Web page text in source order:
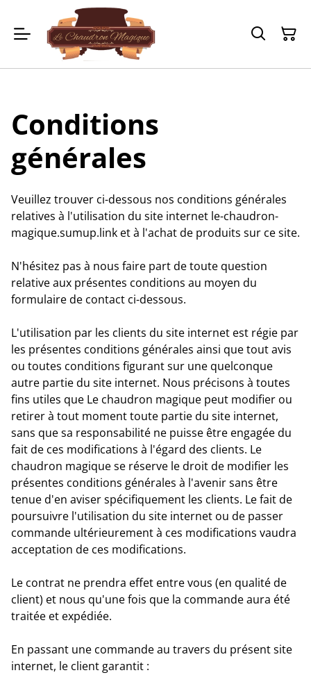
Conditions
générales
Veuillez trouver ci-dessous nos conditions générales
relatives à l'utilisation du site internet le-chaudron-
magique.sumup.link et à l'achat de produits sur ce site.
N'hésitez pas à nous faire part de toute question
relative aux présentes conditions au moyen du
formulaire de contact ci-dessous.
L'utilisation par les clients du site internet est régie par
les présentes conditions générales ainsi que tout avis
ou toutes conditions figurant sur une quelconque
autre partie du site internet. Nous précisons à toutes
fins utiles que Le chaudron magique peut modifier ou
retirer à tout moment toute partie du site internet,
sans que sa responsabilité ne puisse être engagée du
fait de ces modifications à l'égard des clients. Le
chaudron magique se réserve le droit de modifier les
présentes conditions générales à l'avenir sans être
tenue d'en aviser spécifiquement les clients. Le fait de
poursuivre l'utilisation du site internet ou de passer
commande ultérieurement à ces modifications vaudra
acceptation de ces modifications.
Le contrat ne prendra effet entre vous (en qualité de
client) et nous qu'une fois que la commande aura été
traitée et expédiée.
En passant une commande au travers du présent site
internet, le client garantit :